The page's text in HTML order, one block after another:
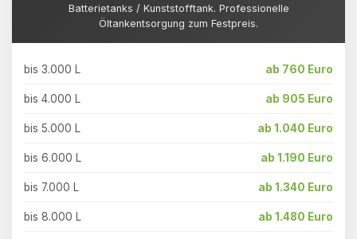
Batterietanks / Kunststofftank. Professionelle
Öltankentsorgung zum Festpreis.
bis 3.000 L ab 760 Euro
bis 4.000 L ab 905 Euro
bis 5.000 L ab 1.040 Euro
bis 6.000 L ab 1.190 Euro
bis 7.000 L ab 1.340 Euro
bis 8.000 L ab 1.480 Euro